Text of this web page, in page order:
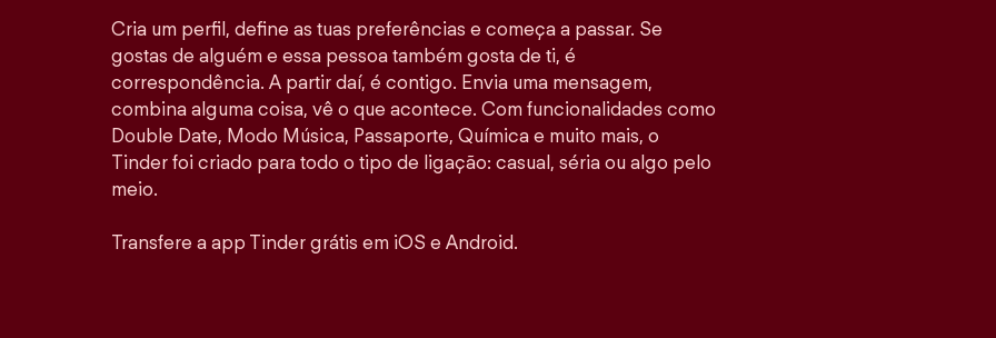
Cria um perfil, define as tuas preferências e começa a passar. Se
gostas de alguém e essa pessoa também gosta de ti, é
correspondência. A partir daí, é contigo. Envia uma mensagem,
combina alguma coisa, vê o que acontece. Com funcionalidades como
Double Date, Modo Música, Passaporte, Química e muito mais, o
Tinder foi criado para todo o tipo de ligação: casual, séria ou algo pelo
meio.
Transfere a app Tinder grátis em iOS e Android.